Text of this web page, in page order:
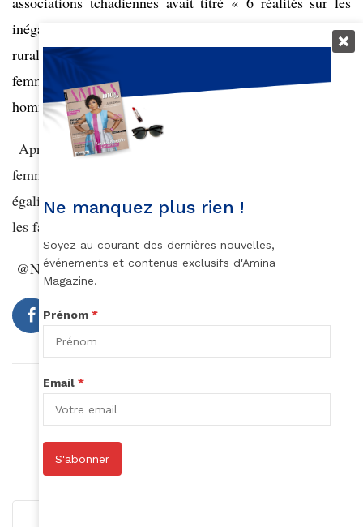
inégalités entre les hommes et les femmes dans le monde
rural au Tchad
» L’étude avait mis en avant que « les
femmes rurales tchadiennes travaillent plus que les
hommes ruraux mais ce travail n’est pas reconnu ».
Après un long combat pour l’égalité entre hommes et
femmes, meme si ces dernières ont enfin acquis une
égalité de droit, de nombreuses inégalités persistent dans
les faits.
@Naïma_Ounane
Ne manquez plus rien !
Soyez au courant des dernières nouvelles,
événements et contenus exclusifs d'Amina
Magazine.
Prénom *
Email *
S'abonner